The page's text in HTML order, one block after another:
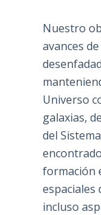
Nuestro
avances
Universo
galaxias,
del
formación
espaciales
incluso